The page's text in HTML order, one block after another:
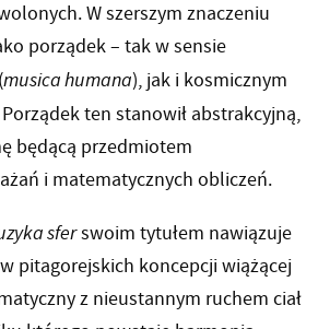
W szerszym znaczeniu
porządek – tak w sensie
musica humana), jak i kosmicznym
ten stanowił abstrakcyjną,
będącą przedmiotem
i matematycznych obliczeń.
sferswoim tytułem nawiązuje
pitagorejskich koncepcji wiążącej
z nieustannym ruchem ciał